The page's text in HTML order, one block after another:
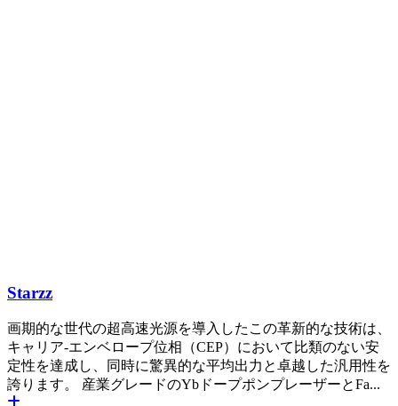
Starzz
画期的な世代の超高速光源を導入したこの革新的な技術は、
キャリア-エンベロープ位相（CEP）において比類のない安
定性を達成し、同時に驚異的な平均出力と卓越した汎用性を
誇ります。 産業グレードのYbドープポンプレーザーとFa...